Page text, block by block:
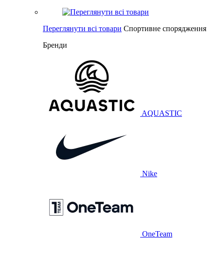
Переглянути всі товари Спортивне спорядження
Бренди
AQUASTIC
Nike
OneTeam